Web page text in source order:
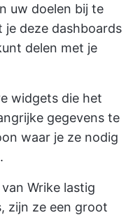
uw doelen bij te
je deze dashboards
delen met je
widgets die het
gegevens te
waar je ze nodig
Wrike lastig
zijn ze een groot